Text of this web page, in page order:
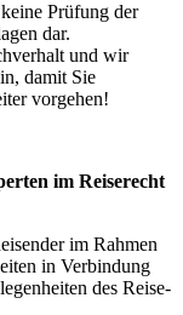
Prüfung der
dar.
und wir
damit Sie
vorgehen!
im Reiserecht
im Rahmen
in Verbindung
des Reise-